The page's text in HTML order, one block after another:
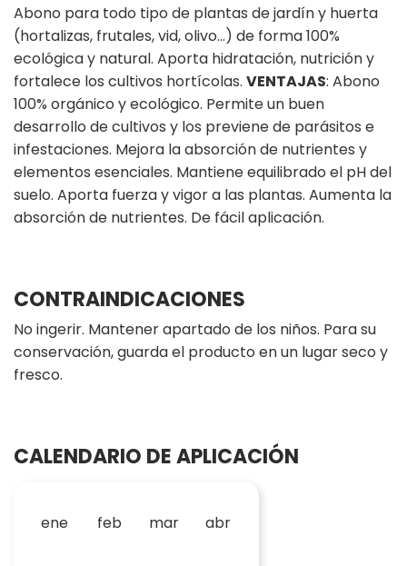
Abono para todo tipo de plantas de jardín y huerta
(hortalizas, frutales, vid, olivo…) de forma 100%
ecológica y natural. Aporta hidratación, nutrición y
fortalece los cultivos hortícolas. VENTAJAS: Abono
100% orgánico y ecológico. Permite un buen
desarrollo de cultivos y los previene de parásitos e
infestaciones. Mejora la absorción de nutrientes y
elementos esenciales. Mantiene equilibrado el pH del
suelo. Aporta fuerza y vigor a las plantas. Aumenta la
absorción de nutrientes. De fácil aplicación.
CONTRAINDICACIONES
No ingerir. Mantener apartado de los niños. Para su
conservación, guarda el producto en un lugar seco y
fresco.
CALENDARIO DE APLICACIÓN
ene feb mar abr